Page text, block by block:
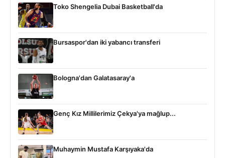
Toko Shengelia Dubai Basketball'da
Bursaspor'dan iki yabancı transferi
Bologna'dan Galatasaray'a
Genç Kız Millilerimiz Çekya'ya mağlup...
Muhaymin Mustafa Karşıyaka'da